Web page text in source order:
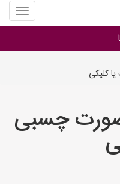
منوی
سایت
کلیکی
چسبی